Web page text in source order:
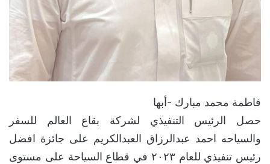
فاطمة محمد مبارك -أبها
حصل الرئيس التنفيذي لشركة بقاع العالم للسفر
والسياحه احمد عبدالرزاق العبدالكريم على جائزة افضل
رئيس تنفيذي للعام ٢٠٢٣ في قطاع السياحة على مستوى